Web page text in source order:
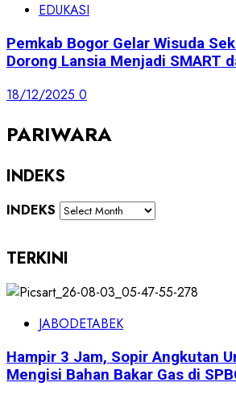
EDUKASI
Pemkab Bogor Gelar Wisuda
Dorong Lansia Menjadi SMART
18/12/2025 0
PARIWARA
INDEKS
INDEKS
TERKINI
JABODETABEK
Hampir 3 Jam, Sopir Angkutan
Mengisi Bahan Bakar Gas di